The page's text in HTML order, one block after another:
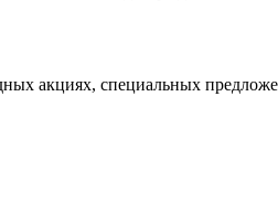
акциях, специальных